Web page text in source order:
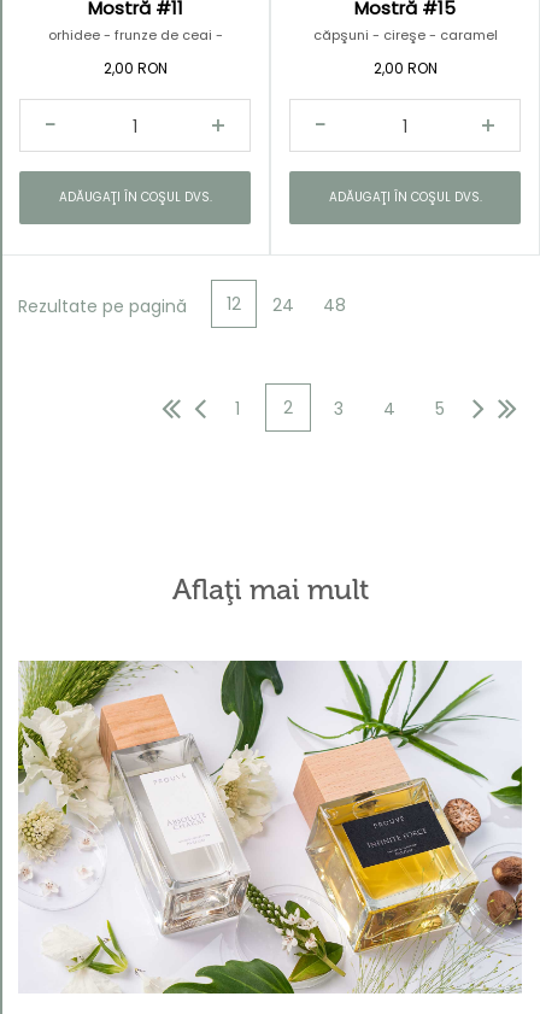
Mostră #11
orhidee - frunze de ceai -
bergamotă
2,00 RON
ADĂUGAŢI ÎN COŞUL DVS.
Mostră #15
căpşuni - cireşe - caramel
2,00 RON
ADĂUGAŢI ÎN COŞUL DVS.
Rezultate pe pagină 12 24 48
1 2 3 4 5
Aflaţi mai mult